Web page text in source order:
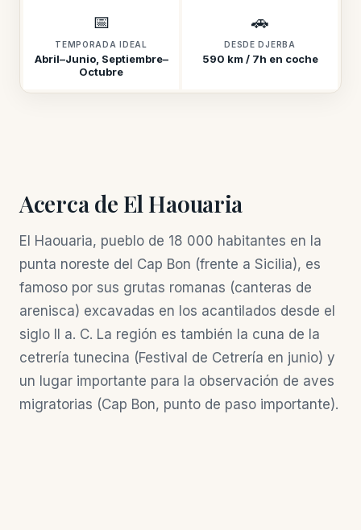
📅
TEMPORADA IDEAL
Abril–Junio, Septiembre–
Octubre
🚗
DESDE DJERBA
590 km / 7h en coche
Acerca de El Haouaria
El Haouaria, pueblo de 18 000 habitantes en la
punta noreste del Cap Bon (frente a Sicilia), es
famoso por sus grutas romanas (canteras de
arenisca) excavadas en los acantilados desde el
siglo II a. C. La región es también la cuna de la
cetrería tunecina (Festival de Cetrería en junio) y
un lugar importante para la observación de aves
migratorias (Cap Bon, punto de paso importante).